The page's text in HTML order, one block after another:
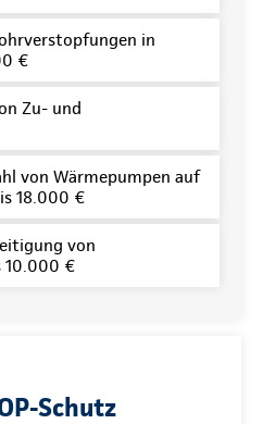
in
€
Zu- und
von Wärmepumpen auf
18.000 €
von
10.000 €
Schutz